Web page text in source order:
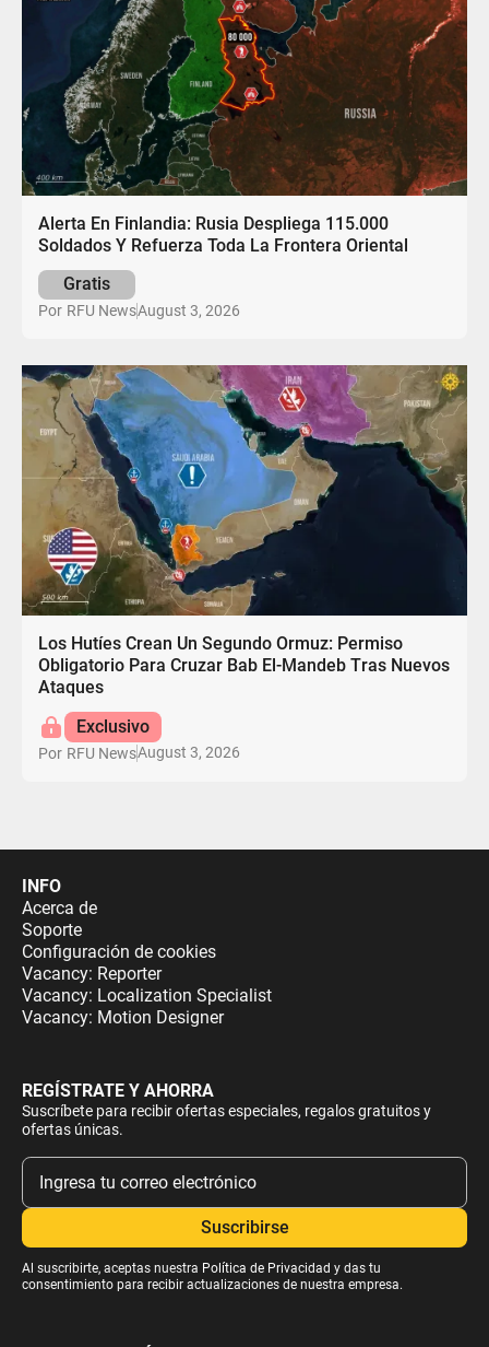
Alerta En Finlandia: Rusia Despliega 115.000
Soldados Y Refuerza Toda La Frontera Oriental
Gratis
Por RFU NewsAugust 3, 2026
Los Hutíes Crean Un Segundo Ormuz: Permiso
Obligatorio Para Cruzar Bab El-Mandeb Tras Nuevos
Ataques
Exclusivo
Por RFU NewsAugust 3, 2026
INFO
Acerca de
Soporte
Configuración de cookies
Vacancy: Reporter
Vacancy: Localization Specialist
Vacancy: Motion Designer
REGÍSTRATE Y AHORRA
Suscríbete para recibir ofertas especiales, regalos gratuitos y
ofertas únicas.
Al suscribirte, aceptas nuestra Política de Privacidad y das tu
consentimiento para recibir actualizaciones de nuestra empresa.